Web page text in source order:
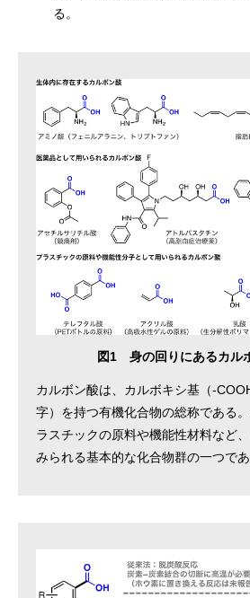
る。
図1 身の回りにあるカル
カルボン酸は、カルボキシ基（-
字）を持つ有機化合物の総称である
ラスチックの原料や機能性材料など
みられる基本的な化合物群の一つであ